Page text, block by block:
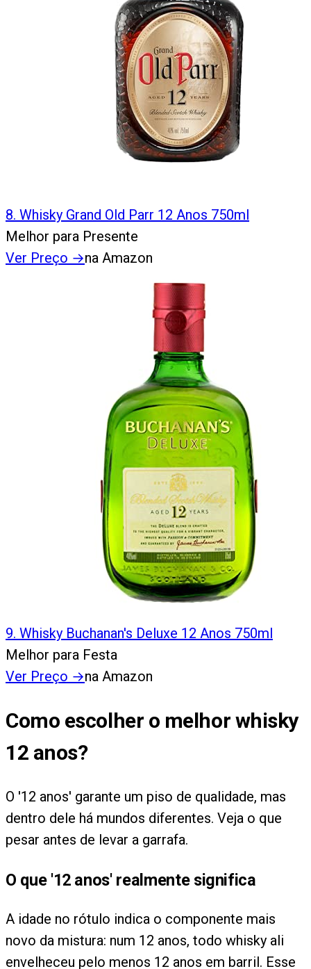
8. Whisky Grand Old Parr 12 Anos 750ml
Melhor para Presente
Ver Preço →na Amazon
9. Whisky Buchanan's Deluxe 12 Anos 750ml
Melhor para Festa
Ver Preço →na Amazon
Como escolher o melhor whisky
12 anos?
O '12 anos' garante um piso de qualidade, mas
dentro dele há mundos diferentes. Veja o que
pesar antes de levar a garrafa.
O que '12 anos' realmente significa
A idade no rótulo indica o componente mais
novo da mistura: num 12 anos, todo whisky ali
envelheceu pelo menos 12 anos em barril. Esse